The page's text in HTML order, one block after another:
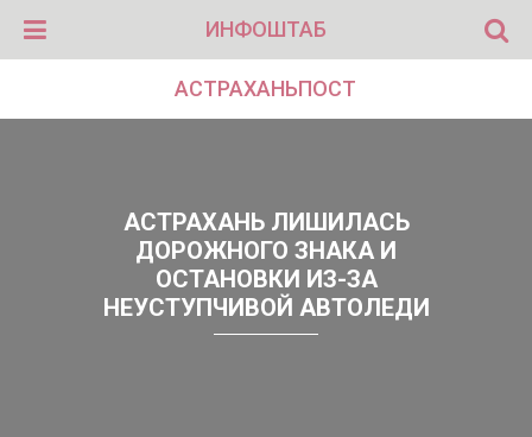
ИНФОШТАБ
АСТРАХАНЬПОСТ
АСТРАХАНЬ ЛИШИЛАСЬ
ДОРОЖНОГО ЗНАКА И
ОСТАНОВКИ ИЗ-ЗА
НЕУСТУПЧИВОЙ АВТОЛЕДИ